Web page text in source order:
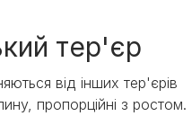
тер'єр
від інших тер'єрів
пропорційні з ростом.